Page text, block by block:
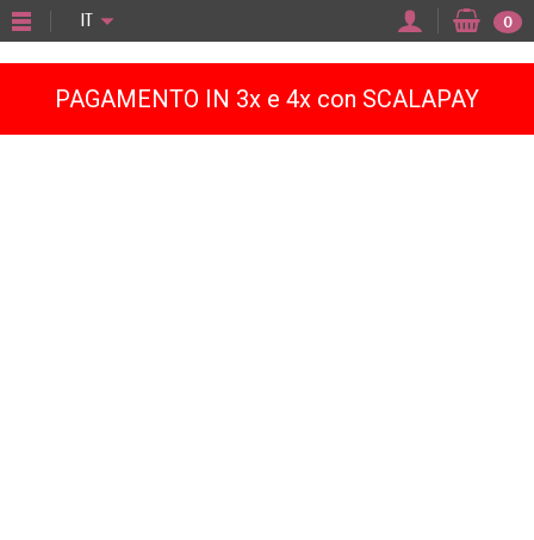
PAGAMENTO IN 3x e 4x con SCALAPAY
IT 0